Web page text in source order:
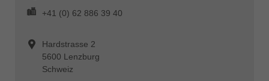
+41 (0) 62 886 39 40
Hardstrasse 2
5600 Lenzburg
Schweiz